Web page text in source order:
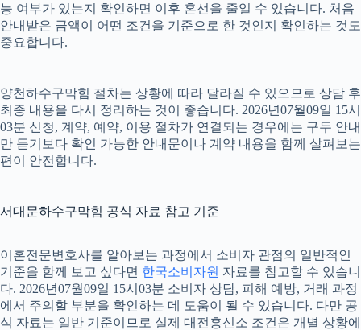
능 여부가 있는지 확인하면 이후 혼선을 줄일 수 있습니다. 처음
안내받은 금액이 어떤 조건을 기준으로 한 것인지 확인하는 것도
중요합니다.
양천하수구막힘 절차는 상황에 따라 달라질 수 있으므로 상담 후
최종 내용을 다시 정리하는 것이 좋습니다. 2026년07월09일 15시
03분 신청, 계약, 예약, 이용 절차가 연결되는 경우에는 구두 안내
만 듣기보다 확인 가능한 안내문이나 계약 내용을 함께 살펴보는
편이 안전합니다.
서대문하수구막힘 공식 자료 참고 기준
이혼전문변호사를 알아보는 과정에서 소비자 관점의 일반적인
기준을 함께 보고 싶다면 한국소비자원 자료를 참고할 수 있습니
다. 2026년07월09일 15시03분 소비자 상담, 피해 예방, 거래 과정
에서 주의할 부분을 확인하는 데 도움이 될 수 있습니다. 다만 공
식 자료는 일반 기준이므로 실제 대전흥신소 조건은 개별 상황에